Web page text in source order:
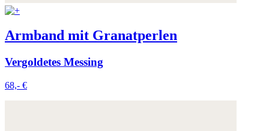
Armband mit Granatperlen
Vergoldetes Messing
68,- €